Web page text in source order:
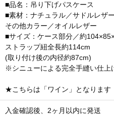
■品名：吊り下げパスケース
■素材：ナチュラル／サドルレザー
その他カラー／オイルレザー
■サイズ：ケース部分／約
ストラップ紐全長約114cm
(取り付け後の内径約87cm)
※シニューによる完全手縫い仕上
★こちらは「ワイン」となります
入金確認後、2ヶ月以内に発送